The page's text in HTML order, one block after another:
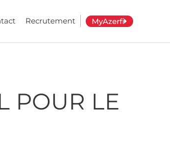
Recrutement MyAzerfi
POUR LE